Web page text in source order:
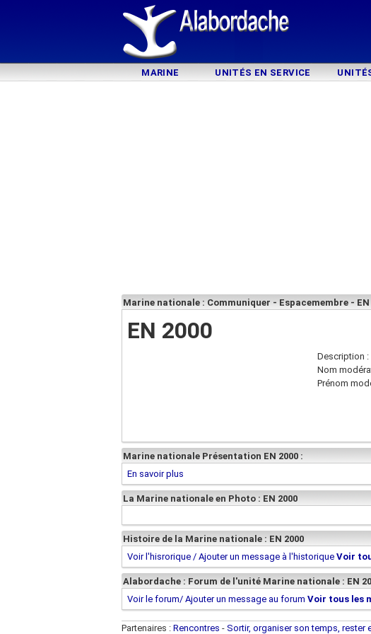
MARINE UNITÉS EN SERVICE
Marine nationale : Communiquer - Espacemembre - EN
EN 2000
Description :
Nom
Prénom
Marine nationale Présentation EN 2000 :
En savoir plus
La Marine nationale en Photo : EN 2000
Histoire de la Marine nationale : EN 2000
Voir l'hisrorique / Ajouter un message à l'historique Voir
Alabordache : Forum de l'unité Marine nationale : EN
Voir le forum/ Ajouter un message au forum Voir tous les
Partenaires : Rencontres - Sortir, organiser son temps, rester